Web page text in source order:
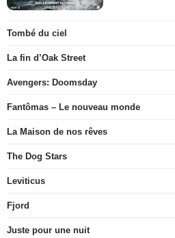
Tombé du ciel
La fin d’Oak Street
Avengers: Doomsday
Fantômas – Le nouveau monde
La Maison de nos rêves
The Dog Stars
Leviticus
Fjord
Juste pour une nuit